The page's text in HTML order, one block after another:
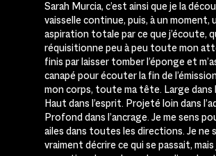
Sarah Murcia, c’est ainsi que je la
vaisselle continue, puis, à un moment,
aspiration totale par ce que j’écoute,
réquisitionne peu à peu toute mon
finis par laisser tomber l’éponge et
canapé pour écouter la fin de
mon corps, toute ma tête. Large dans
Haut dans l’esprit. Projeté loin dans
Profond dans l’ancrage. Je me sens
ailes dans toutes les directions. Je ne
vraiment décrire ce qui se passait, mais